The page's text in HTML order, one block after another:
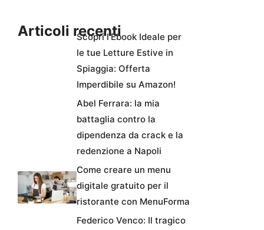
Articoli recentiScopri l’Ebook Ideale per
le tue Letture Estive in
Spiaggia: Offerta
Imperdibile su Amazon!
Abel Ferrara: la mia
battaglia contro la
dipendenza da crack e la
redenzione a Napoli
Come creare un menu
digitale gratuito per il
ristorante con MenuForma
Federico Venco: Il tragico